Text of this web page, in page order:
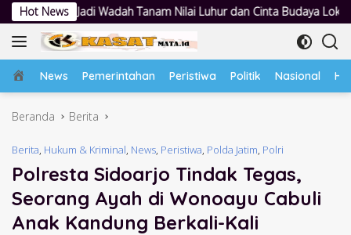
Langsung
ke
konten
Hot News
Tanam Nilai Luhur dan Cinta Budaya Lokal Polwan Polresta
Home
News Pemerintahan Peristiwa Politik Nasional
Beranda Berita
Berita, Hukum & Kriminal, News, Peristiwa, Polda Jatim, Polri
Polresta Sidoarjo Tindak Tegas,
Seorang Ayah di Wonoayu Cabuli
Anak Kandung Berkali-Kali